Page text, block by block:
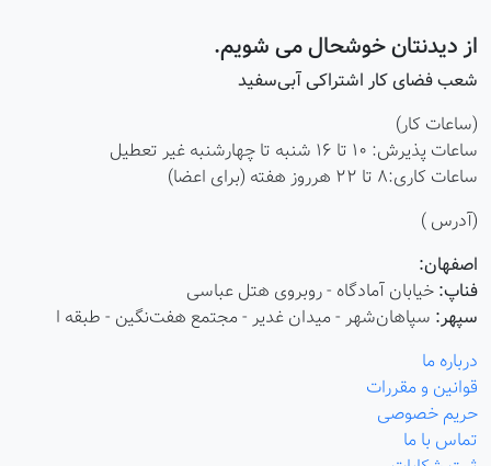
از دیدنتان خوشحال می شویم.
شعب فضای کار اشتراکی آبی‌سفید
(ساعات کار)
ساعات پذیرش: ۱۰ تا ۱۶ شنبه تا چهارشنبه غیر تعطیل
ساعات کاری:8 تا 22 هرروز هفته (برای اعضا)
(آدرس )
اصفهان:
فناپ:خیابان آمادگاه - روبروی هتل عباسی
سپهر:سپاهان‌شهر - میدان غدیر - مجتمع هفت‌نگین - طبقه ا
درباره ما
قوانین و مقررات
حریم خصوصی
تماس با ما